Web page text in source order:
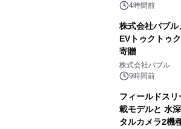
4時間前
株式会社バブル
EVトゥクトゥ
寄贈
株式会社バブル
9時間前
フィールドス
載モデルと 水
タルカメラ2